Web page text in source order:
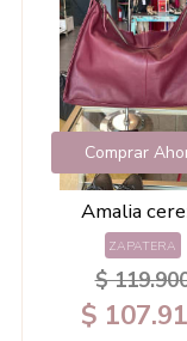
Comprar
Amalia
ZAPATERA
$
$